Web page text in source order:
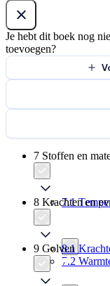
Je hebt dit boek nog
toevoegen?
7 Stoffen en
7.1
7.2
8 Krachten en
8.1
9 Golven